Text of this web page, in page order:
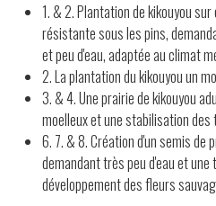
1. & 2. Plantation de kikouyou
résistante sous les pins,
et peu d'eau, adaptée au climat
2. La plantation du kikouyou un
3. & 4. Une prairie de kikouyou
moelleux et une stabilisation des
6. 7. & 8. Création d'un semis de
demandant très peu d'eau et
développement des fleurs